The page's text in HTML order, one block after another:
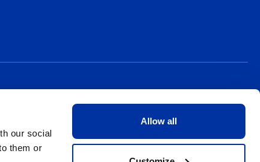
our social
them or
Allow all